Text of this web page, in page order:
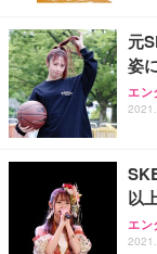
務
ワ
能
務
ッ
ス
【
ー
ort/
【
グ
限
超
ア
ュ
元
姿
エン
以
エン